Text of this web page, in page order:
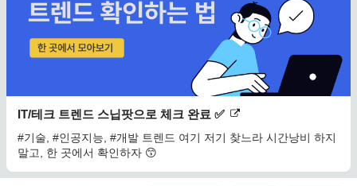
IT/테크 트렌드 스닙팟으로 체크 완료 ✅
#기술, #인공지능, #개발 트렌드 여기 저기 찾느라 시간낭비 하지
말고, 한 곳에서 확인하자 😙